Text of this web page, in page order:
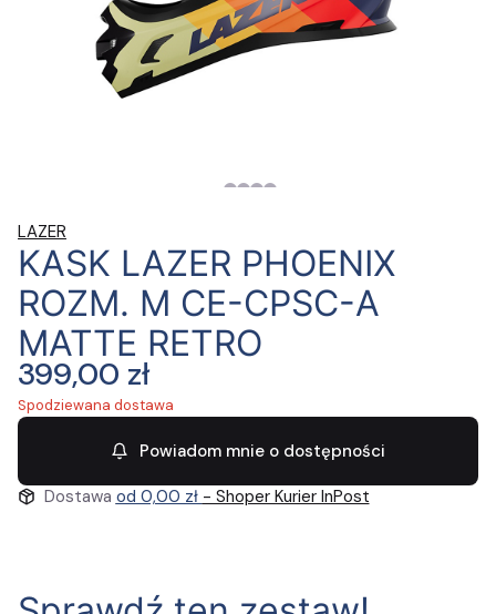
LAZER
KASK LAZER PHOENIX
ROZM. M CE-CPSC-A
MATTE RETRO
Cena
399,00 zł
Spodziewana dostawa
Powiadom mnie o dostępności
Dostawa od 0,00 zł - Shoper Kurier InPost